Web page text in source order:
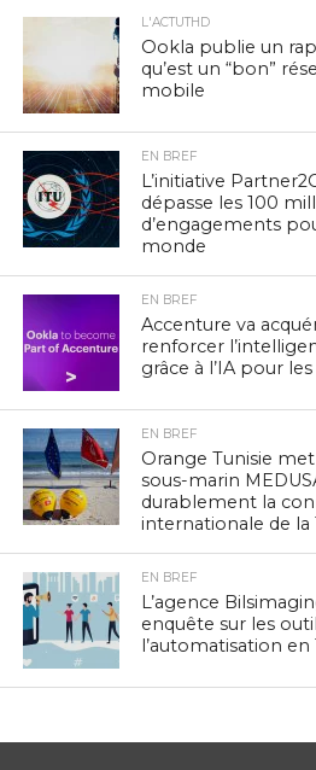
L'ACTUTHD
Ookla publie un
qu’est un “bon”
mobile
EN BREF
L’initiative
dépasse les 100
d’engagements
monde
EN BREF
Accenture va
renforcer
grâce à l’IA pour
EN BREF
Orange Tunisie
sous-marin
durablement la
internationale de la
EN BREF
L’agence
enquête sur les
l’automatisation en